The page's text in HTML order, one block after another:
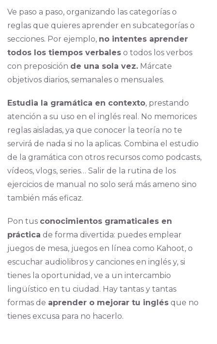
Ve paso a paso, organizando las categorías o
reglas que quieres aprender en subcategorías o
secciones. Por ejemplo, no intentes aprender
todos los tiempos verbaleso todos los verbos
con preposición de una sola vez.Márcate
objetivos diarios, semanales o mensuales.
Estudia la gramática en contexto, prestando
atención a su uso en el inglés real. No memorices
reglas aisladas, ya que conocer la teoría no te
servirá de nada si no la aplicas. Combina el estudio
de la gramática con otros recursos como podcasts,
vídeos, vlogs, series… Salir de la rutina de los
ejercicios de manual no solo será más ameno sino
también más eficaz.
Pon tus conocimientos gramaticales en
práctica de forma divertida: puedes emplear
juegos de mesa, juegos en línea como Kahoot, o
escuchar audiolibros y canciones en inglés y, si
tienes la oportunidad, ve a un intercambio
lingüístico en tu ciudad. Hay tantas y tantas
formas de aprender o mejorar tu inglésque no
tienes excusa para no hacerlo.